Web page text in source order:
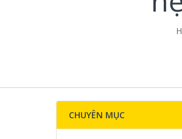
CHUYÊN MỤC